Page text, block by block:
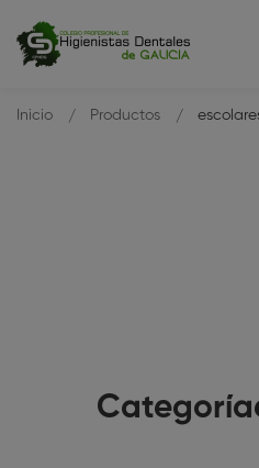
Inicio Productos